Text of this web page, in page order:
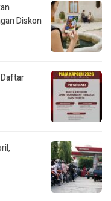
Diskon